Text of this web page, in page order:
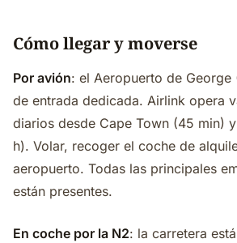
Cómo llegar y moverse
Por avión: el Aeropuerto de George
de entrada dedicada. Airlink opera
diarios desde Cape Town (45 min)
h). Volar, recoger el coche de
aeropuerto. Todas las principales
están presentes.
En coche por la N2: la carretera